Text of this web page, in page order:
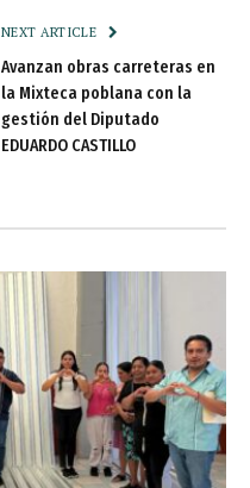
NEXT ARTICLE
Avanzan obras carreteras en
la Mixteca poblana con la
gestión del Diputado
EDUARDO CASTILLO